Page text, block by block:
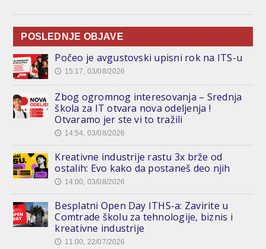
POSLEDNJE OBJAVE
Počeo je avgustovski upisni rok na ITS-u
🕔 15:17, 03/08/2026
Zbog ogromnog interesovanja – Srednja
škola za IT otvara nova odeljenja !
Otvaramo jer ste vi to tražili
🕔 14:54, 03/08/2026
Kreativne industrije rastu 3x brže od
ostalih: Evo kako da postaneš deo njih
🕔 14:00, 03/08/2026
Besplatni Open Day ITHS-a: Zavirite u
Comtrade školu za tehnologije, biznis i
kreativne industrije
🕔 11:00, 22/07/2026